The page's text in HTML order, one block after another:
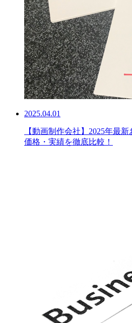
2025.04.01
【動画制作会社】2025年最
価格・実績を徹底比較！